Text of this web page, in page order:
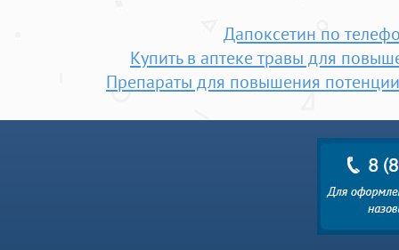
Дапоксетин по
Купить в аптеке травы для
Препараты для повышения